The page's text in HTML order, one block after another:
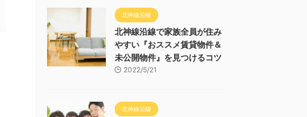
北神線沿線
北神線沿線で家族全員が住み
やすい『おススメ賃貸物件＆
未公開物件』を見つけるコツ
2022/5/21
北神線沿線